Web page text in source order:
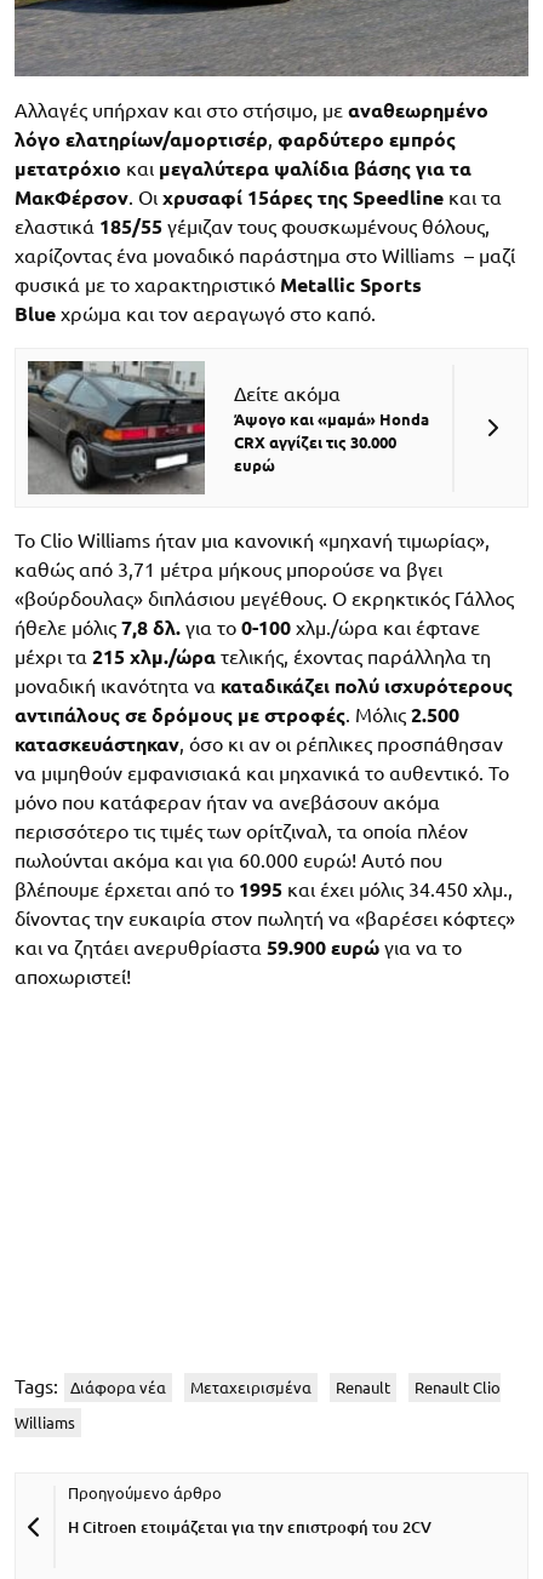
Αλλαγές υπήρχαν και στο στήσιμο, με αναθεωρημένο
λόγο ελατηρίων/αμορτισέρ, φαρδύτερο εμπρός
μετατρόχιο και μεγαλύτερα ψαλίδια βάσης για τα
ΜακΦέρσον. Οι χρυσαφί 15άρες της Speedline και τα
ελαστικά 185/55 γέμιζαν τους φουσκωμένους θόλους,
χαρίζοντας ένα μοναδικό παράστημα στο Williams – μαζί
φυσικά με το χαρακτηριστικό Metallic Sports
Blue χρώμα και τον αεραγωγό στο καπό.
Δείτε ακόμα
Άψογο και «μαμά» Honda
CRX αγγίζει τις 30.000
ευρώ
Το Clio Williams ήταν μια κανονική «μηχανή τιμωρίας»,
καθώς από 3,71 μέτρα μήκους μπορούσε να βγει
«βούρδουλας» διπλάσιου μεγέθους. Ο εκρηκτικός Γάλλος
ήθελε μόλις 7,8 δλ. για το 0-100 χλμ./ώρα και έφτανε
μέχρι τα 215 χλμ./ώρα τελικής, έχοντας παράλληλα τη
μοναδική ικανότητα να καταδικάζει πολύ ισχυρότερους
αντιπάλους σε δρόμους με στροφές. Μόλις 2.500
κατασκευάστηκαν, όσο κι αν οι ρέπλικες προσπάθησαν
να μιμηθούν εμφανισιακά και μηχανικά το αυθεντικό. Το
μόνο που κατάφεραν ήταν να ανεβάσουν ακόμα
περισσότερο τις τιμές των ορίτζιναλ, τα οποία πλέον
πωλούνται ακόμα και για 60.000 ευρώ! Αυτό που
βλέπουμε έρχεται από το 1995 και έχει μόλις 34.450 χλμ.,
δίνοντας την ευκαιρία στον πωλητή να «βαρέσει κόφτες»
και να ζητάει ανερυθρίαστα 59.900 ευρώ για να το
αποχωριστεί!
Tags: Διάφορα νέα Μεταχειρισμένα Renault Renault Clio
Williams
Η Citroen ετοιμάζεται για την επιστροφή του 2CV